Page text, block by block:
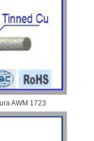
AWM 1723